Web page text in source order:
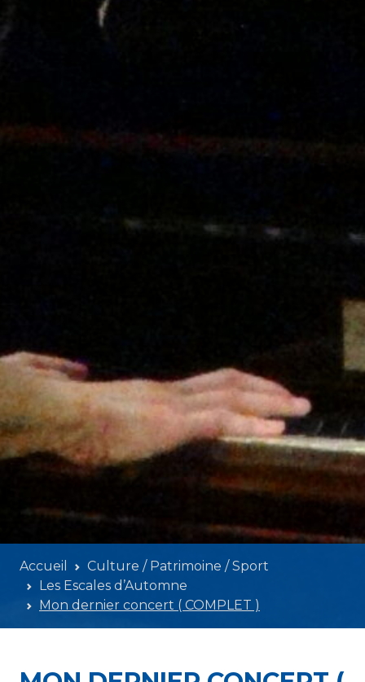
Accueil
Culture / Patrimoine / Sport
Les Escales d’Automne
Mon dernier concert ( COMPLET )